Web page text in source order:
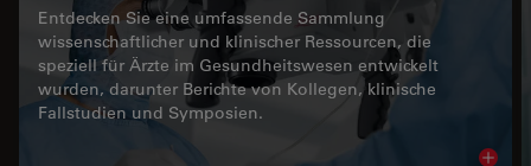
Entdecken Sie eine umfassende Sammlung
wissenschaftlicher und klinischer Ressourcen, die
speziell für Ärzte im Gesundheitswesen entwickelt
wurden, darunter Berichte von Kollegen, klinische
Fallstudien und Symposien.